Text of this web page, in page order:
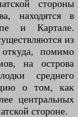
стороны
находятся в
и Картале.
из
помимо
на острова
среднего
о том, как
центральных
стороне.